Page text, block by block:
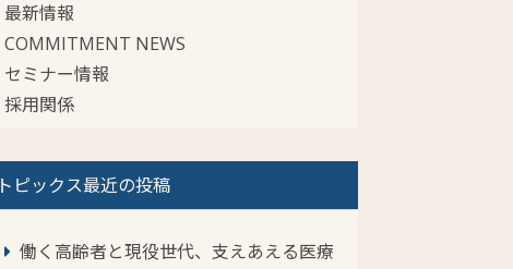
最新情報
COMMITMENT NEWS
セミナー情報
採用関係
トピックス最近の投稿
働く高齢者と現役世代、支えあえる医療